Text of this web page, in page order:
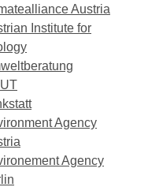
Austria
Institute for
Agency
Agency